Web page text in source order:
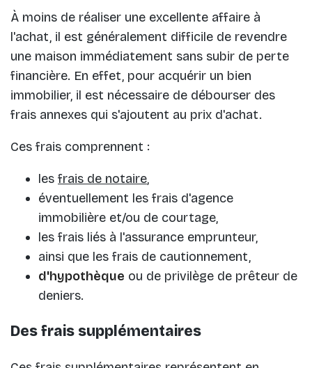
À moins de réaliser une excellente affaire à
l'achat, il est généralement difficile de revendre
une maison immédiatement sans subir de perte
financière. En effet, pour acquérir un bien
immobilier, il est nécessaire de débourser des
frais annexes qui s'ajoutent au prix d'achat.
Ces frais comprennent :
les frais de notaire,
éventuellement les frais d'agence
immobilière et/ou de courtage,
les frais liés à l'assurance emprunteur,
ainsi que les frais de cautionnement,
d'hypothèque ou de privilège de prêteur de
deniers.
Des frais supplémentaires